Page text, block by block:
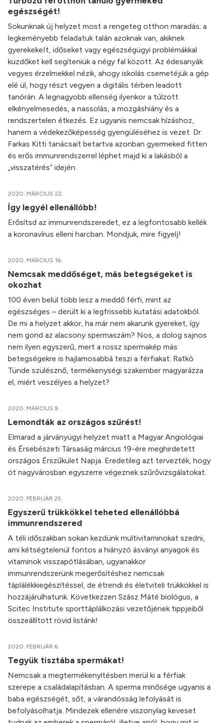
egészségét!
Sokunknak új helyzet most a rengeteg otthon maradás; a
legkeményebb feladatuk talán azoknak van, akiknek
gyerekekeIt, időseket vagy egészségügyi problémákkal
küzdőket kell segíteniük a négy fal között. Az édesanyák
vegyes érzelmekkel nézik, ahogy iskolás csemetéjük a gép
elé ül, hogy részt vegyen a digitális térben leadott
tanórán. A legnagyobb ellenség ilyenkor a túlzott
elkényelmesedés, a nassolás, a mozgáshiány és a
rendszertelen étkezés. Ez ugyanis nemcsak hízáshoz,
hanem a védekezőképesség gyengüléséhez is vezet. Dr.
Farkas Kitti tanácsait betartva azonban gyermeked fitten
és erős immunrendszerrel léphet majd ki a lakásból a
„visszatérés” idején.
2020. MÁRCIUS 22.
Így legyél ellenállóbb!
Erősítsd az immunrendszeredet, ez a legfontosabb kellék
a koronavírus elleni harcban. Mondjuk, mire figyelj!
2020. MÁRCIUS 16.
Nemcsak meddőséget, más betegségeket is
okozhat
100 éven belül több lesz a meddő férfi, mint az
egészséges – derült ki a legfrissebb kutatási adatokból.
De mi a helyzet akkor, ha már nem akarunk gyereket, így
nem gond az alacsony spermaszám? Nos, a dolog sajnos
nem ilyen egyszerű, mert a rossz spermakép más
betegségekre is hajlamosabbá teszi a férfiakat. Ratkó
Tünde szülésznő, termékenységi szakember magyarázza
el, miért veszélyes a helyzet?
2020. MÁRCIUS 9.
Lemondták az országos szűrést!
Elmarad a járványügyi helyzet miatt a Magyar Angiológiai
és Érsebészeti Társaság március 19-ére meghirdetett
országos Érszűkület Napja. Eredetileg azt tervezték, hogy
öt nagyvárosban egyszerre végeznek szűrővizsgálatokat.
2020. FEBRUÁR 25.
Egyszerű trükkökkel teheted ellenállóbbá
immunrendszered
A téli időszakban sokan kezdünk multivitaminokat szedni,
ami kétségtelenül fontos a hiányzó ásványi anyagok és
vitaminok visszapótlásában, ugyanakkor
immunrendszerünk megerősítéshez nemcsak
táplálékkiegészítéssel, de étrendi és életviteli trükkökkel is
hozzájárulhatunk. Következzen Szász Máté biológus, a
Scitec Institute sporttáplálkozási vezetőjének tippjeiből
összeállított rövid listánk!
2020. FEBRUÁR 6.
Tegyük tisztába spermákat!
Nemcsak a megtermékenyítésben merül ki a férfiak
szerepe a családalapításban. A sperma minősége ugyanis a
baba egészségét, sőt, a várandósság lefolyását is
befolyásolhatja. Mindezek ellenére viszonylag keveset